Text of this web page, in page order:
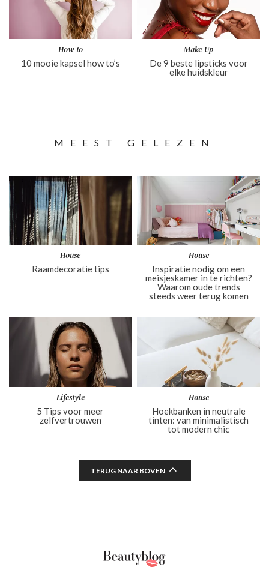
How-to
10 mooie kapsel how to’s
Make-Up
De 9 beste lipsticks voor
elke huidskleur
MEEST GELEZEN
House
Raamdecoratie tips
House
Inspiratie nodig om een
meisjeskamer in te richten?
Waarom oude trends
steeds weer terug komen
Lifestyle
5 Tips voor meer
zelfvertrouwen
House
Hoekbanken in neutrale
tinten: van minimalistisch
tot modern chic
TERUG NAAR BOVEN